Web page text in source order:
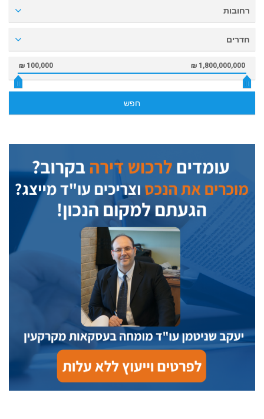
רחובות
חדרים
100,000 ₪ 1,800,000,000 ₪
חפש